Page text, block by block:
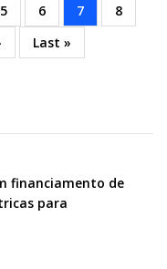
Página
5 Página
6
Página
atual
7 Página
8
Última
página
Last »
financiamento de
para